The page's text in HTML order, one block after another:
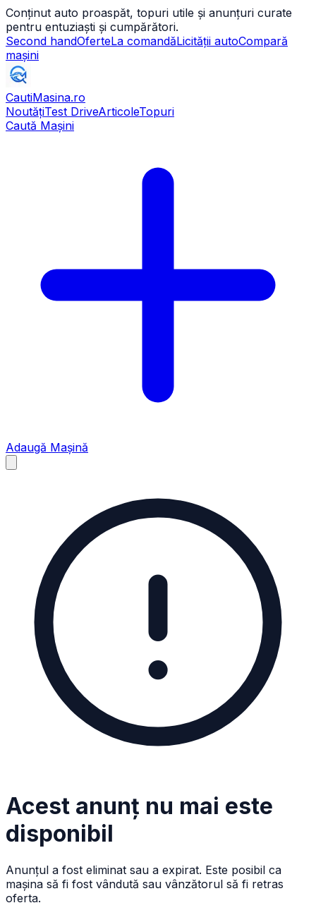
Conținut auto proaspăt, topuri utile și anunțuri curate
pentru entuziaști și cumpărători.
Second handOferteLa comandăLicității autoCompară
mașini
CautiMasina.ro
NoutățiTest DriveArticoleTopuri
Caută Mașini
Adaugă Mașină
Acest anunț nu mai este
disponibil
Anunțul a fost eliminat sau a expirat. Este posibil ca
mașina să fi fost vândută sau vânzătorul să fi retras
oferta.